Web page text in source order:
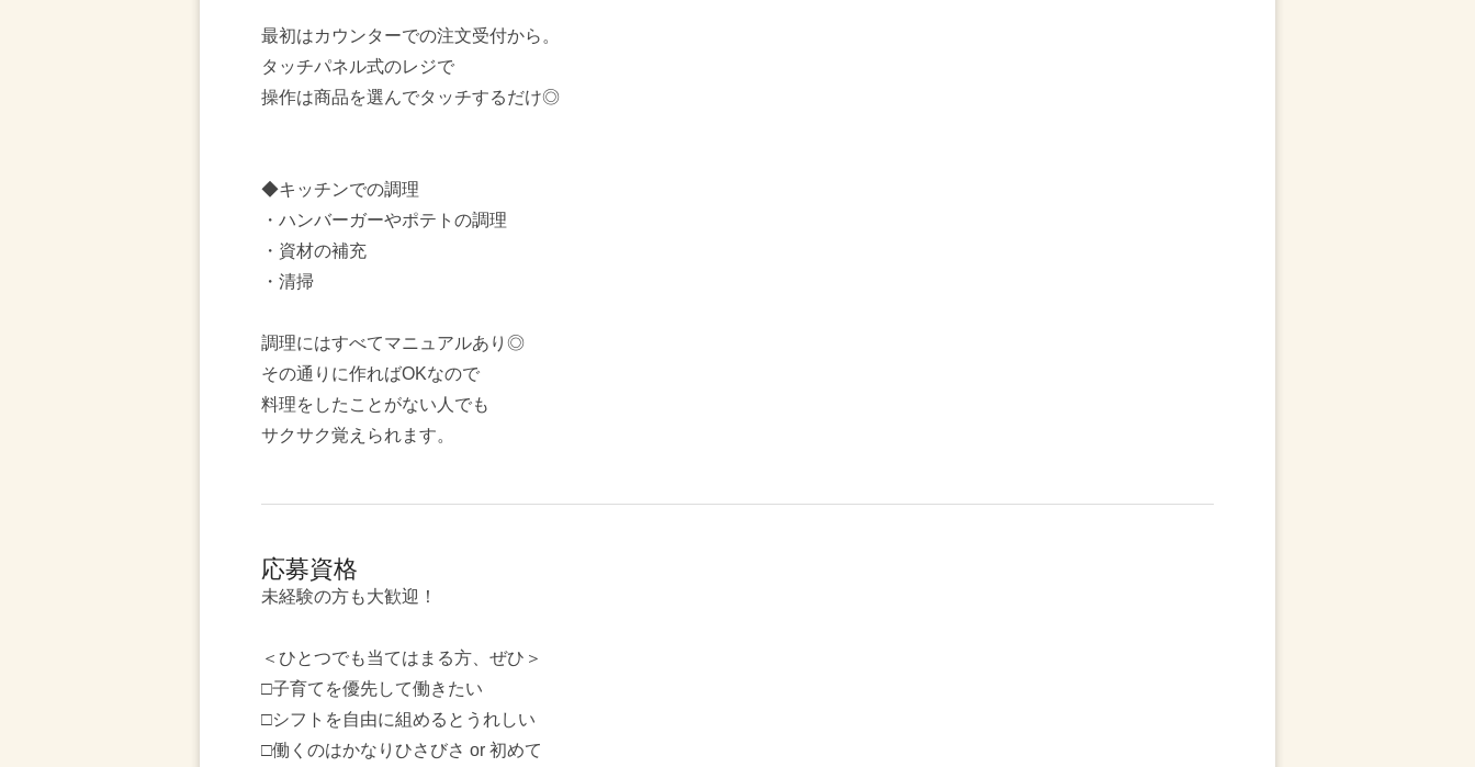
最初はカウンターでの注文受付から。
タッチパネル式のレジで
操作は商品を選んでタッチするだけ◎
◆キッチンでの調理
・ハンバーガーやポテトの調理
・資材の補充
・清掃
調理にはすべてマニュアルあり◎
その通りに作ればOKなので
料理をしたことがない人でも
サクサク覚えられます。
応募資格
未経験の方も大歓迎！
＜ひとつでも当てはまる方、ぜひ＞
□子育てを優先して働きたい
□シフトを自由に組めるとうれしい
□働くのはかなりひさびさ or 初めて